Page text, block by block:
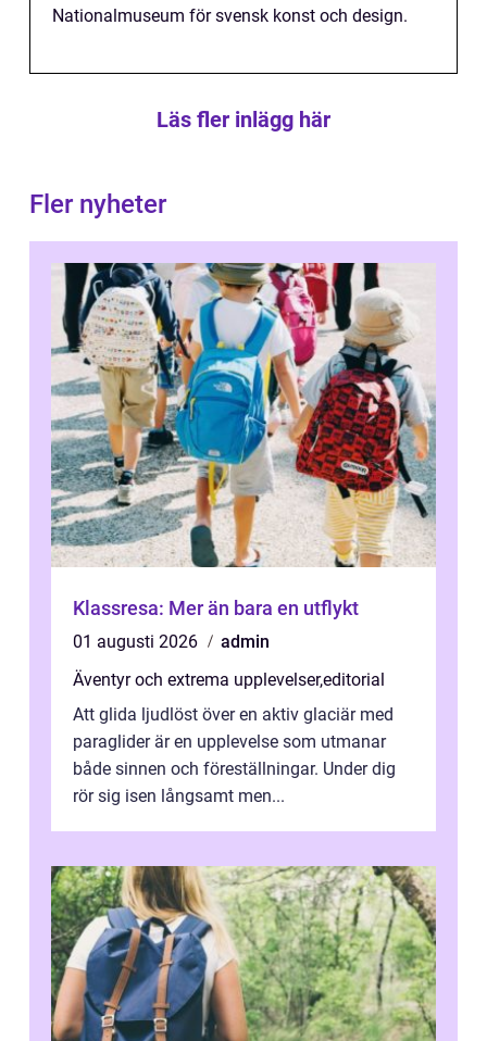
Nationalmuseum för svensk konst och design.
Läs fler inlägg här
Fler nyheter
Klassresa: Mer än bara en utflykt
01 augusti 2026
admin
Äventyr och extrema upplevelser,editorial
Att glida ljudlöst över en aktiv glaciär med
paraglider är en upplevelse som utmanar
både sinnen och föreställningar. Under dig
rör sig isen långsamt men...